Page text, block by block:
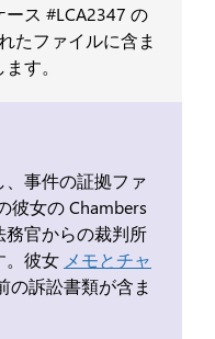
ス #LCA2347 の
たファイルに含ま
す。
事件の証拠ファ
彼女の Chambers
官からの裁判所
。彼女 メモとチャ
の訴訟書類が含ま